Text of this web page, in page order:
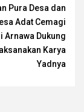
Pura Desa dan
Adat Cemagi
Arnawa Dukung
Karya
Yadnya